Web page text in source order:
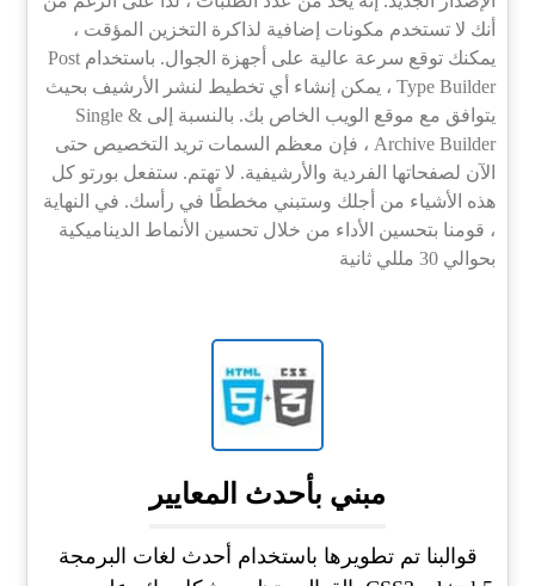
أنك لا تستخدم مكونات إضافية لذاكرة التخزين المؤقت ،
يمكنك توقع سرعة عالية على أجهزة الجوال. باستخدام Post
Type Builder ، يمكن إنشاء أي تخطيط لنشر الأرشيف بحيث
يتوافق مع موقع الويب الخاص بك. بالنسبة إلى Single &
Archive Builder ، فإن معظم السمات تريد التخصيص حتى
الآن لصفحاتها الفردية والأرشيفية. لا تهتم. ستفعل بورتو كل
هذه الأشياء من أجلك وستبني مخططًا في رأسك. في النهاية
، قومنا بتحسين الأداء من خلال تحسين الأنماط الديناميكية
بحوالي 30 مللي ثانية
مبني بأحدث المعايير
قوالبنا تم تطويرها باستخدام أحدث لغات البرمجة